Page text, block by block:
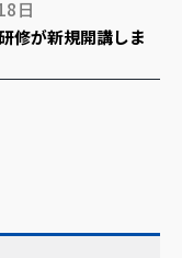
日
修が新規開講しま